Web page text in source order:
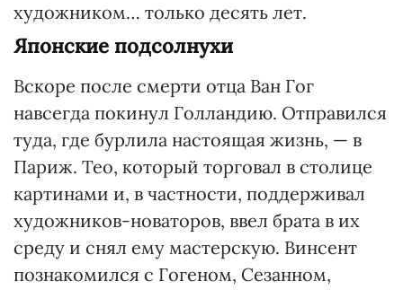
художником… только десять лет.
Японские подсолнухи
Вскоре после смерти отца Ван Гог
навсегда покинул Голландию. Отправился
туда, где бурлила настоящая жизнь, — в
Париж. Тео, который торговал в столице
картинами и, в частности, поддерживал
художников-новаторов, ввел брата в их
среду и снял ему мастерскую. Винсент
познакомился с Гогеном, Сезанном,